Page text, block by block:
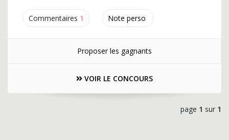
Commentaires 1 Note perso
Proposer les gagnants
VOIR LE CONCOURS
page 1 sur 1